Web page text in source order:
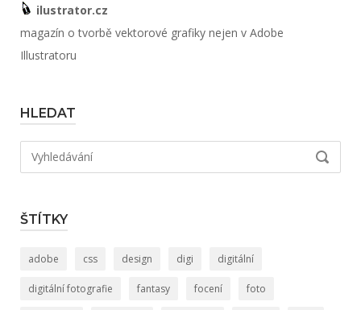
ilustrator.cz
magazín o tvorbě vektorové grafiky nejen v Adobe
Illustratoru
HLEDAT
Hledat:
ŠTÍTKY
adobe css design digi digitální
digitální fotografie fantasy focení foto